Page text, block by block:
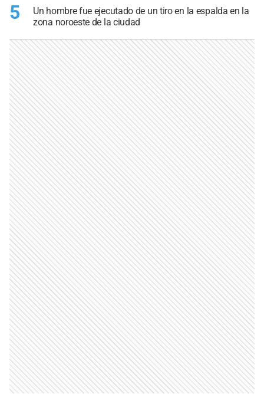
5
Un hombre fue ejecutado de un tiro en la espalda en la
zona noroeste de la ciudad